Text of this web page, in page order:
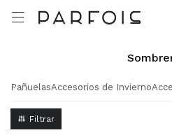

PañuelasAccesorios de Invierno